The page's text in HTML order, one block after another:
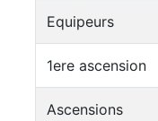
Equipeurs
1ere ascension
Ascensions